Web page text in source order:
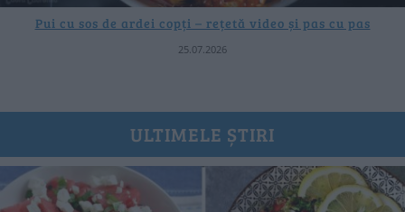
Pui cu sos de ardei copți – rețetă video și pas cu pas
25.07.2026
ULTIMELE ȘTIRI